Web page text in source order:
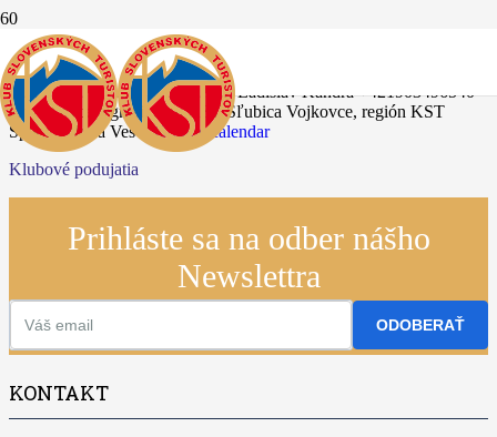
28.06.2025
Vojkovská 50-ka P - 50 kmInfo: Ladislav Kandra +421903496540
kstvojkovce@gmail.com KST Sľubica Vojkovce, región KST
Spišská Nová Ves
+ Google calendar
Klubové podujatia
Prihláste sa na odber nášho
Newslettra
ODOBERAŤ
KONTAKT